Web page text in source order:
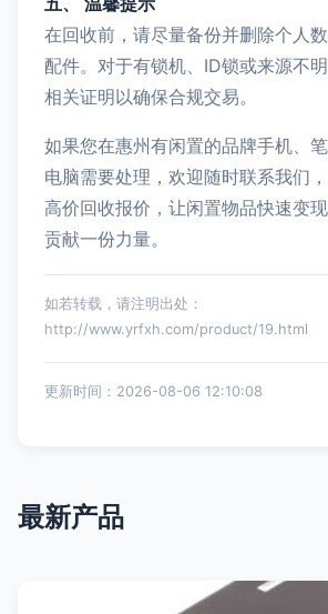
在回收前，请尽量备份并删除个人
配件。对于有锁机、ID锁或来源不
相关证明以确保合规交易。
如果您在惠州有闲置的品牌手机、
电脑需要处理，欢迎随时联系我们
高价回收报价，让闲置物品快速变
贡献一份力量。
如若转载，请注明出处：
http://www.yrfxh.com/product/19.html
更新时间：2026-08-06 12:10:08
最新产品